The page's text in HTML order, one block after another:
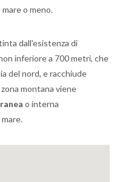
o meno.
dall'esistenza di
inferiore a 700 metri, che
del nord, e racchiude
montana viene
o interna